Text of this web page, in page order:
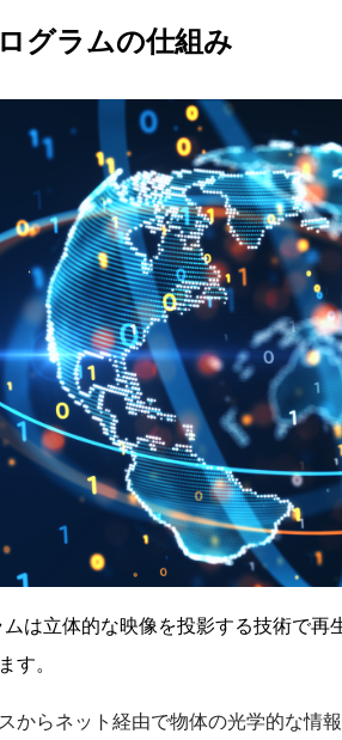
グラムの仕組み
は立体的な映像を投影する技術で再
す。
からネット経由で物体の光学的な情